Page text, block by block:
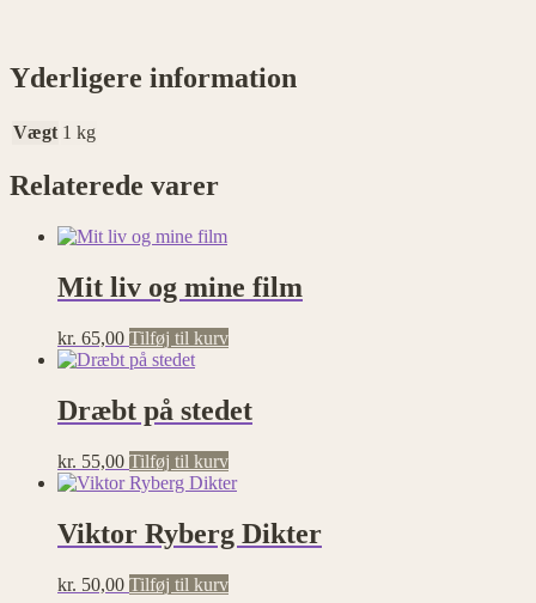
Yderligere information
Vægt 1 kg
Relaterede varer
Mit liv og mine film
kr. 65,00 Tilføj til kurv
Dræbt på stedet
kr. 55,00 Tilføj til kurv
Viktor Ryberg Dikter
kr. 50,00 Tilføj til kurv